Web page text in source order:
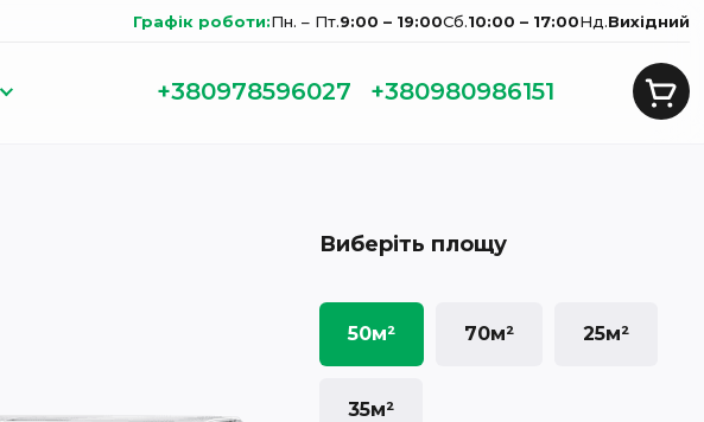
Графік роботи:Пн. – Пт.9:00 – 19:00Сб.10:00 – 17:00Нд.Вихідний
+380978596027 +380980986151
Виберіть площу
50м² 70м² 25м²
35м²